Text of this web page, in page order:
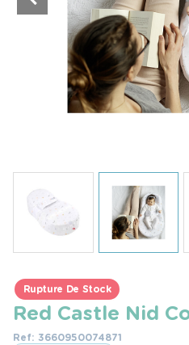
Rupture De Stock
Red Castle Nid
Ref: 3660950074871